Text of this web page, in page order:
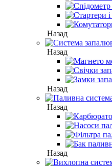
Назад
Назад
Назад
Назад
Назад